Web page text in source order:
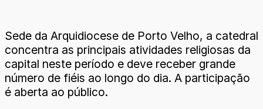
Sede da Arquidiocese de Porto Velho, a catedral
concentra as principais atividades religiosas da
capital neste período e deve receber grande
número de fiéis ao longo do dia. A participação
é aberta ao público.